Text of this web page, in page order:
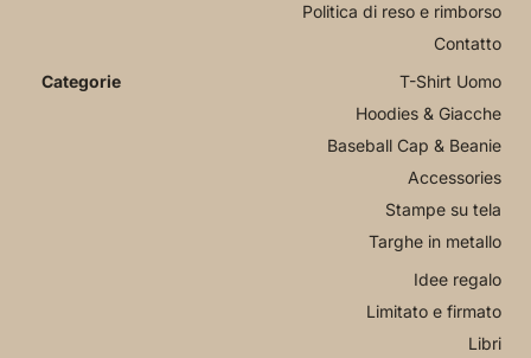
Politica di reso e rimborso
Contatto
T-Shirt Uomo
Hoodies & Giacche
Baseball Cap & Beanie
Accessories
Stampe su tela
Targhe in metallo
Idee regalo
Limitato e firmato
Libri